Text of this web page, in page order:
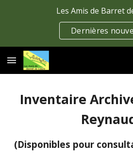
Les Amis de Barret
Dernières
Inventaire